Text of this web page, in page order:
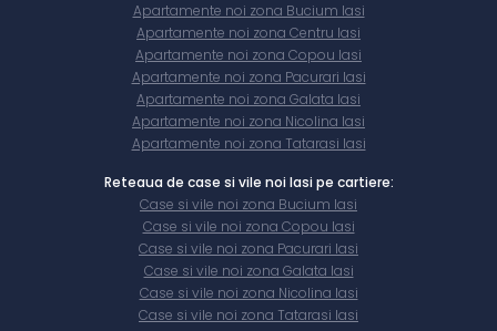
Apartamente noi zona Bucium Iasi
Apartamente noi zona Centru Iasi
Apartamente noi zona Copou Iasi
Apartamente noi zona Pacurari Iasi
Apartamente noi zona Galata Iasi
Apartamente noi zona Nicolina Iasi
Apartamente noi zona Tatarasi Iasi
Reteaua de case si vile noi Iasi pe cartiere:
Case si vile noi zona Bucium Iasi
Case si vile noi zona Copou Iasi
Case si vile noi zona Pacurari Iasi
Case si vile noi zona Galata Iasi
Case si vile noi zona Nicolina Iasi
Case si vile noi zona Tatarasi Iasi